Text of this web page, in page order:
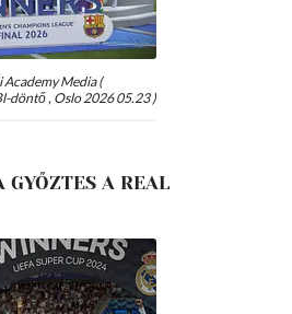
Academy Media (
döntő , Oslo 2026 05.23 )
GYŐZTES A REAL